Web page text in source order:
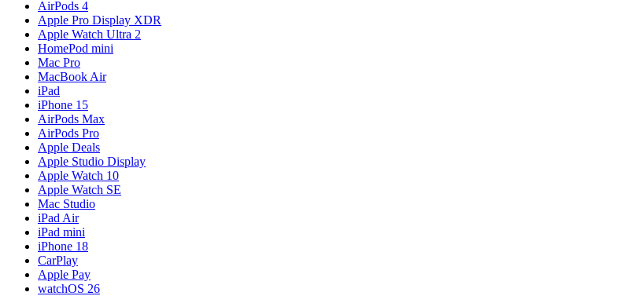
AirPods 4
Apple Pro Display XDR
Apple Watch Ultra 2
HomePod mini
Mac Pro
MacBook Air
iPad
iPhone 15
AirPods Max
AirPods Pro
Apple Deals
Apple Studio Display
Apple Watch 10
Apple Watch SE
Mac Studio
iPad Air
iPad mini
iPhone 18
CarPlay
Apple Pay
watchOS 26